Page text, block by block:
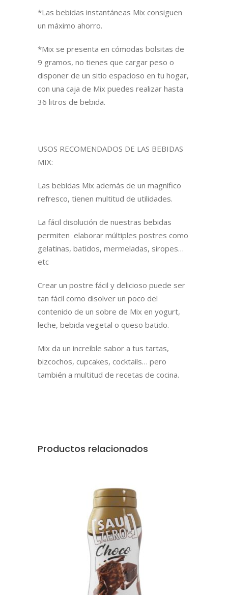
*Las bebidas instantáneas Mix consiguen
un máximo ahorro.
*Mix se presenta en cómodas bolsitas de
9 gramos, no tienes que cargar peso o
disponer de un sitio espacioso en tu hogar,
con una caja de Mix puedes realizar hasta
36 litros de bebida.
USOS RECOMENDADOS DE LAS BEBIDAS
MIX:
Las bebidas Mix además de un magnífico
refresco, tienen multitud de utilidades.
La fácil disolución de nuestras bebidas
permiten elaborar múltiples postres como
gelatinas, batidos, mermeladas, siropes…
etc
Crear un postre fácil y delicioso puede ser
tan fácil como disolver un poco del
contenido de un sobre de Mix en yogurt,
leche, bebida vegetal o queso batido.
Mix da un increíble sabor a tus tartas,
bizcochos, cupcakes, cocktails… pero
también a multitud de recetas de cocina.
Productos relacionados
AÑADIR AL CARRITO